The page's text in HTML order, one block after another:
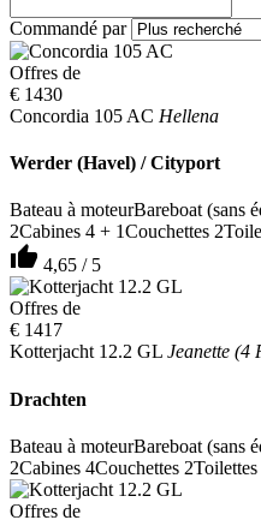
Commandé par
Offres de
€ 1430
Concordia 105 AC Hellena
Werder (Havel) / Cityport
Bateau à moteurBareboat (sans
2Cabines 4 + 1Couchettes 2
thumb_up 4,65 / 5
Offres de
€ 1417
Kotterjacht 12.2 GL Jeanette (4
Drachten
Bateau à moteurBareboat (sans
2Cabines 4Couchettes 2Toilettes
Offres de